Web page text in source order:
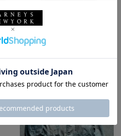
BARNEYS NEW YORK
グ／ドット柄